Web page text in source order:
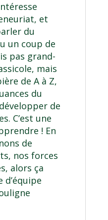
et
du
un coup de
pas grand-
mais
de A à Z,
du
de
C’est une
! En
de
nos forces
alors ça
d’équipe